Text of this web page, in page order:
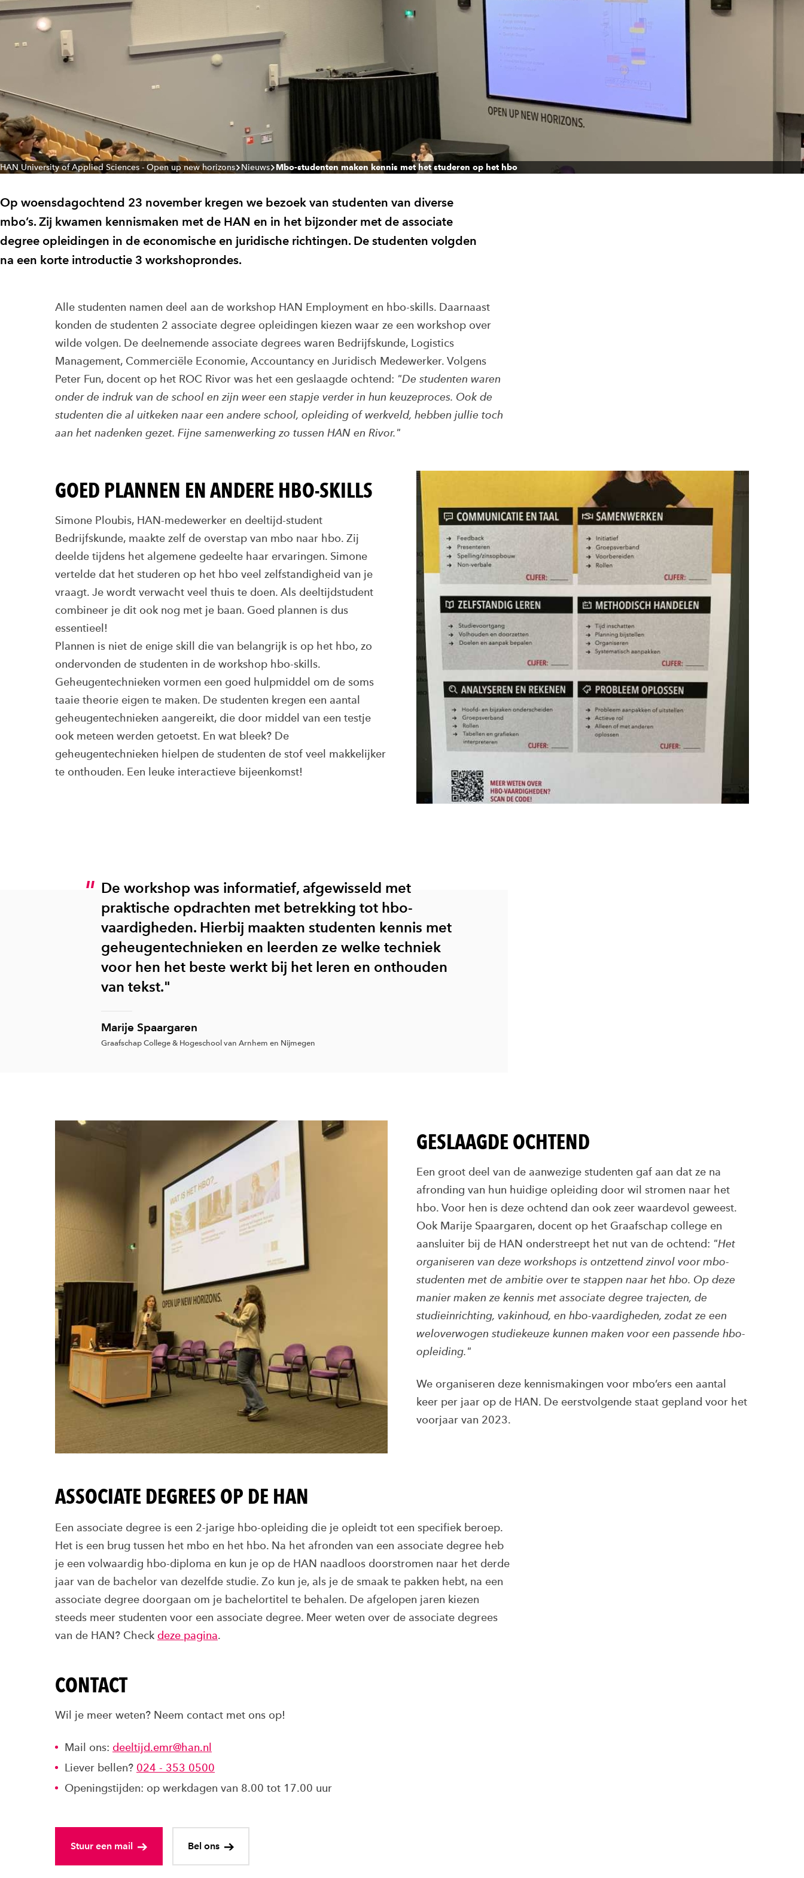
HAN University of Applied Sciences - Open up new horizons Nieuws Mbo-studenten maken kennis met het studeren op het hbo
Op woensdagochtend 23 november kregen we bezoek van studenten van diverse
mbo’s. Zij kwamen kennismaken met de HAN en in het bijzonder met de associate
degree opleidingen in de economische en juridische richtingen. De studenten volgden
na een korte introductie 3 workshoprondes.
Alle studenten namen deel aan de workshop HAN Employment en hbo-skills. Daarnaast
konden de studenten 2 associate degree opleidingen kiezen waar ze een workshop over
wilde volgen. De deelnemende associate degrees waren Bedrijfskunde, Logistics
Management, Commerciële Economie, Accountancy en Juridisch Medewerker. Volgens
Peter Fun, docent op het ROC Rivor was het een geslaagde ochtend: "De studenten waren
onder de indruk van de school en zijn weer een stapje verder in hun keuzeproces. Ook de
studenten die al uitkeken naar een andere school, opleiding of werkveld, hebben jullie toch
aan het nadenken gezet. Fijne samenwerking zo tussen HAN en Rivor."
GOED PLANNEN EN ANDERE HBO-SKILLS
Simone Ploubis, HAN-medewerker en deeltijd-student
Bedrijfskunde, maakte zelf de overstap van mbo naar hbo. Zij
deelde tijdens het algemene gedeelte haar ervaringen. Simone
vertelde dat het studeren op het hbo veel zelfstandigheid van je
vraagt. Je wordt verwacht veel thuis te doen. Als deeltijdstudent
combineer je dit ook nog met je baan. Goed plannen is dus
essentieel!
Plannen is niet de enige skill die van belangrijk is op het hbo, zo
ondervonden de studenten in de workshop hbo-skills.
Geheugentechnieken vormen een goed hulpmiddel om de soms
taaie theorie eigen te maken. De studenten kregen een aantal
geheugentechnieken aangereikt, die door middel van een testje
ook meteen werden getoetst. En wat bleek? De
geheugentechnieken hielpen de studenten de stof veel makkelijker
te onthouden. Een leuke interactieve bijeenkomst!
De workshop was informatief, afgewisseld met
praktische opdrachten met betrekking tot hbo-
vaardigheden. Hierbij maakten studenten kennis met
geheugentechnieken en leerden ze welke techniek
voor hen het beste werkt bij het leren en onthouden
van tekst."
Marije Spaargaren
Graafschap College & Hogeschool van Arnhem en Nijmegen
GESLAAGDE OCHTEND
Een groot deel van de aanwezige studenten gaf aan dat ze na
afronding van hun huidige opleiding door wil stromen naar het
hbo. Voor hen is deze ochtend dan ook zeer waardevol geweest.
Ook Marije Spaargaren, docent op het Graafschap college en
aansluiter bij de HAN onderstreept het nut van de ochtend: "Het
organiseren van deze workshops is ontzettend zinvol voor mbo-
studenten met de ambitie over te stappen naar het hbo. Op deze
manier maken ze kennis met associate degree trajecten, de
studieinrichting, vakinhoud, en hbo-vaardigheden, zodat ze een
weloverwogen studiekeuze kunnen maken voor een passende hbo-
opleiding."
We organiseren deze kennismakingen voor mbo’ers een aantal
keer per jaar op de HAN. De eerstvolgende staat gepland voor het
voorjaar van 2023.
ASSOCIATE DEGREES OP DE HAN
Een associate degree is een 2-jarige hbo-opleiding die je opleidt tot een specifiek beroep.
Het is een brug tussen het mbo en het hbo. Na het afronden van een associate degree heb
je een volwaardig hbo-diploma en kun je op de HAN naadloos doorstromen naar het derde
jaar van de bachelor van dezelfde studie. Zo kun je, als je de smaak te pakken hebt, na een
associate degree doorgaan om je bachelortitel te behalen. De afgelopen jaren kiezen
steeds meer studenten voor een associate degree. Meer weten over de associate degrees
van de HAN? Check deze pagina.
CONTACT
Wil je meer weten? Neem contact met ons op!
Mail ons: deeltijd.emr@han.nl
Liever bellen? 024 - 353 0500
Openingstijden: op werkdagen van 8.00 tot 17.00 uur
Stuur een mail Bel ons